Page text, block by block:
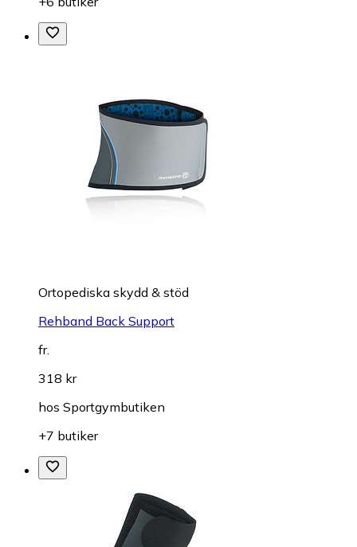
Ortopediska skydd & stöd
Rehband Back Support
fr.
318 kr
hos Sportgymbutiken
+7 butiker